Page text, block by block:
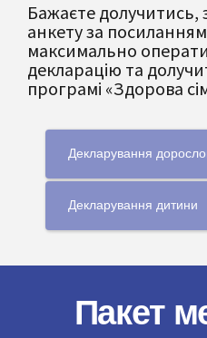
Бажаєте долучитись,
анкету за
максимально
декларацію та
програмі «Здорова
Декларування
Декларування дитини
Пакет